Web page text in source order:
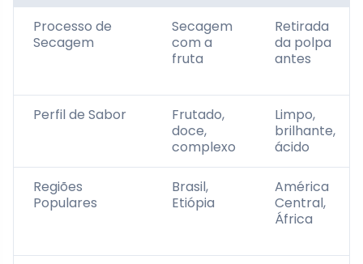
Processo de
Secagem
Secagem
com a
fruta
Retirada
da polpa
antes
Perfil de Sabor
Frutado,
doce,
complexo
Limpo,
brilhante,
ácido
Regiões
Populares
Brasil,
Etiópia
América
Central,
África